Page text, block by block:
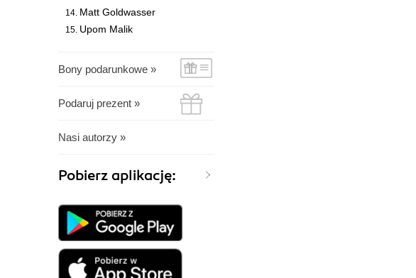
Matt Goldwasser
Upom Malik
Bony podarunkowe »
Podaruj prezent »
Nasi autorzy »
Pobierz aplikację: